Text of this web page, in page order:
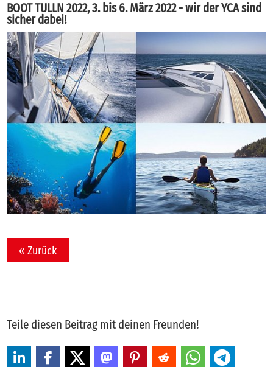
BOOT TULLN 2022, 3. bis 6. März 2022 - wir der YCA sind
sicher dabei!
« Zurück
Teile diesen Beitrag mit deinen Freunden!